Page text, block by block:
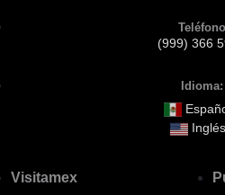
Teléfono
(999) 366
Idioma:
Inglés
Visitamex